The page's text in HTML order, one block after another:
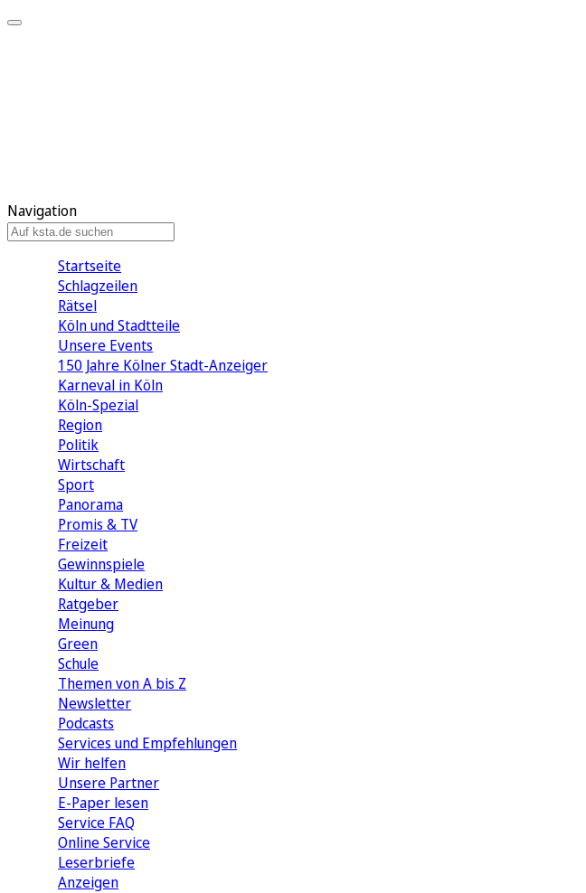
Navigation
Startseite
Schlagzeilen
Rätsel
Köln und Stadtteile
Unsere Events
150 Jahre Kölner Stadt-Anzeiger
Karneval in Köln
Köln-Spezial
Region
Politik
Wirtschaft
Sport
Panorama
Promis & TV
Freizeit
Gewinnspiele
Kultur & Medien
Ratgeber
Meinung
Green
Schule
Themen von A bis Z
Newsletter
Podcasts
Services und Empfehlungen
Wir helfen
Unsere Partner
E-Paper lesen
Service FAQ
Online Service
Leserbriefe
Anzeigen